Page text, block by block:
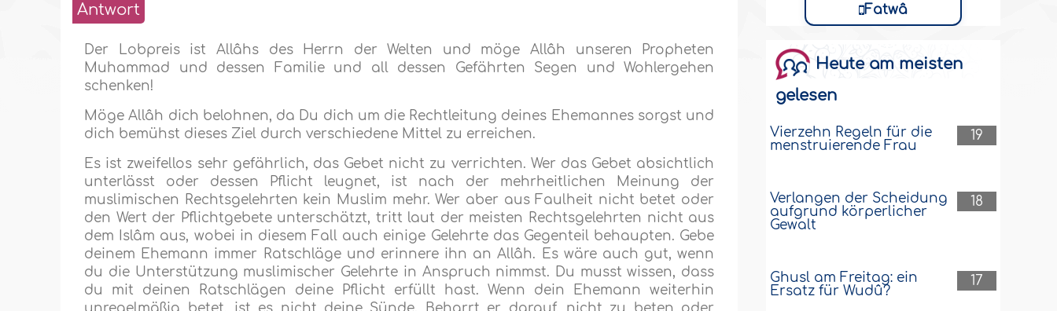
Antwort
Der Lobpreis ist Allâhs des Herrn der Welten und möge Allâh unseren Propheten
Muhammad und dessen Familie und all dessen Gefährten Segen und Wohlergehen
schenken!
Möge Allâh dich belohnen, da Du dich um die Rechtleitung deines Ehemannes sorgst und
dich bemühst dieses Ziel durch verschiedene Mittel zu erreichen.
Es ist zweifellos sehr gefährlich, das Gebet nicht zu verrichten. Wer das Gebet absichtlich
unterlässt oder dessen Pflicht leugnet, ist nach der mehrheitlichen Meinung der
muslimischen Rechtsgelehrten kein Muslim mehr. Wer aber aus Faulheit nicht betet oder
den Wert der Pflichtgebete unterschätzt, tritt laut der meisten Rechtsgelehrten nicht aus
dem Islâm aus, wobei in diesem Fall auch einige Gelehrte das Gegenteil behaupten. Gebe
deinem Ehemann immer Ratschläge und erinnere ihn an Allâh. Es wäre auch gut, wenn
du die Unterstützung muslimischer Gelehrte in Anspruch nimmst. Du musst wissen, dass
du mit deinen Ratschlägen deine Pflicht erfüllt hast. Wenn dein Ehemann weiterhin
Fatwâ
Heute am meisten
gelesen
19
Vierzehn Regeln für die
menstruierende Frau
18
Verlangen der Scheidung
aufgrund körperlicher
Gewalt
17
Ghusl am Freitag: ein
Ersatz für Wudû?